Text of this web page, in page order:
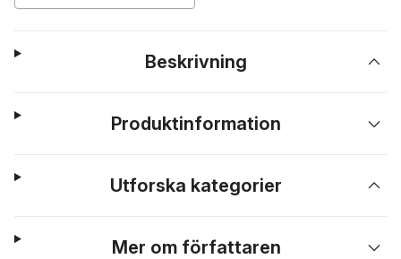
Beskrivning
Produktinformation
Utforska kategorier
Mer om författaren